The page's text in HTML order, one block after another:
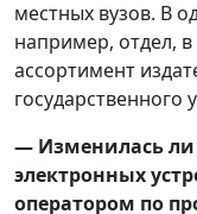
местных вузов. В
например, отдел,
ассортимент
государственного
— Изменилась ли
электронных
оператором по